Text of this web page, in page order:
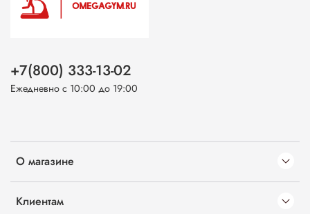
О магазине
Клиентам
+7(800) 333-13-02
Ежедневно с 10:00 до 19:00